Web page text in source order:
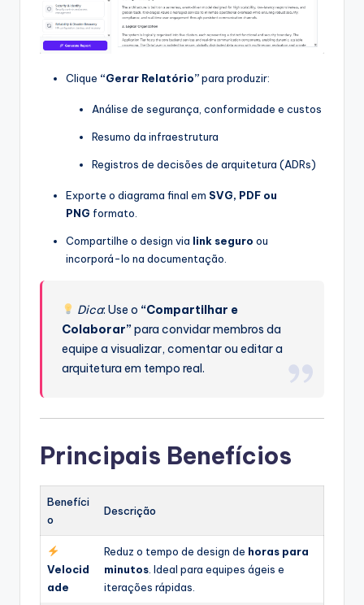
Clique “Gerar Relatório”para produzir:
Análise de segurança, conformidade e custos
Resumo da infraestrutura
Registros de decisões de arquitetura (ADRs)
Exporte o diagrama final em SVG, PDF ou
PNG formato.
Compartilhe o design via link seguro ou
incorporá-lo na documentação.
Dica: Use o “Compartilhar e
Colaborar” para convidar membros da
equipe a visualizar, comentar ou editar a
arquitetura em tempo real.
Principais Benefícios
Benefíci
o
Descrição
Velocid
ade
Reduz o tempo de design de horas para
minutos . Ideal para equipes ágeis e
iterações rápidas.